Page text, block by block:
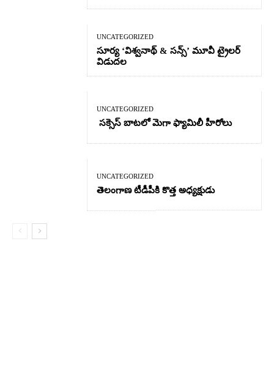
UNCATEGORIZED
సూర్య ‘విశ్వనాథ్ & సన్స్’ మూవీ ట్రైలర్
విడుదల
UNCATEGORIZED
సక్సెస్ బాటలో మెగా ఫ్యామిలీ హీరోలు
UNCATEGORIZED
తెలంగాణ టీడీపీకి కొత్త అధ్యక్షుడు